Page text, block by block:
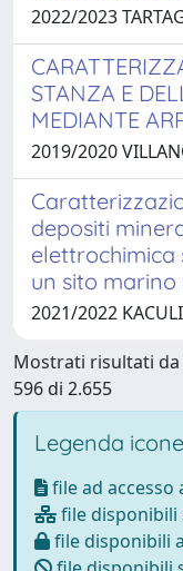
2022/2023
STANZA E
MEDIANTE
2019/2020
depositi
elettrochimica
un sito
2021/2022
Mostrati risultati da
596 di 2.655
Legenda icone
file ad accesso
file disponibili
file disponibili